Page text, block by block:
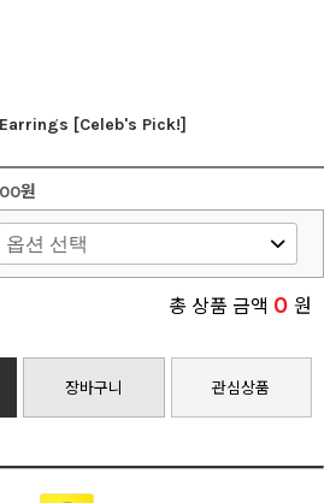
[Celeb's Pick!]
원
총 상품 금액 0 원
장바구니 관심상품